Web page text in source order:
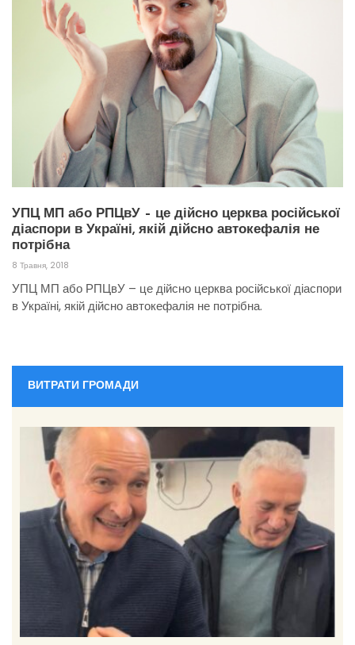
УПЦ МП або РПЦвУ – це дійсно церква російської
діаспори в Україні, якій дійсно автокефалія не
потрібна
8 Травня, 2018
УПЦ МП або РПЦвУ – це дійсно церква російської діаспори
в Україні, якій дійсно автокефалія не потрібна.
ВИТРАТИ ГРОМАДИ